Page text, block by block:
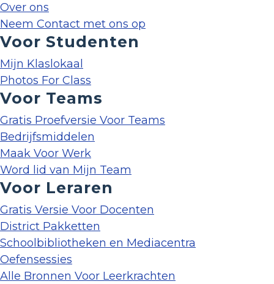
Over ons
Neem Contact met ons op
Voor Studenten
Mijn Klaslokaal
Photos For Class
Voor Teams
Gratis Proefversie Voor Teams
Bedrijfsmiddelen
Maak Voor Werk
Word lid van Mijn Team
Voor Leraren
Gratis Versie Voor Docenten
District Pakketten
Schoolbibliotheken en Mediacentra
Oefensessies
Alle Bronnen Voor Leerkrachten